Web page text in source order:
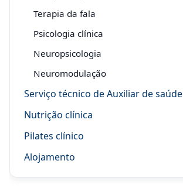
Terapia da fala
Psicologia clínica
Neuropsicologia
Neuromodulação
Serviço técnico de Auxiliar de saúde
Nutrição clínica
Pilates clínico
Alojamento